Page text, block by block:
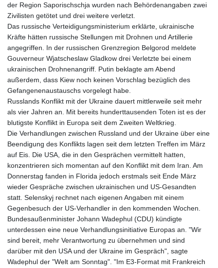
LSL 16.130381
LVL 0.60489
LYD 6.365039
MAD 9.305039
MDL 17.387495
MGA
4310.000347
MMK
2099.750695
MNT
3597.347644
MOP 8.079926
MRU 40.090379
MUR 47.050378
MVR 15.450378
MWK
1737.000345
MXN 17.136204
MYR 4.090104
MZN 63.905039
NAD 16.250377
NGN
1364.860377
der Region Saporischschja wurden nach Behördenangaben zwei
Zivilisten getötet und drei weitere verletzt.
Das russische Verteidigungsministerium erklärte, ukrainische
Kräfte hätten russische Stellungen mit Drohnen und Artillerie
angegriffen. In der russischen Grenzregion Belgorod meldete
Gouverneur Wjatscheslaw Gladkow drei Verletzte bei einem
ukrainischen Drohnenangriff. Putin beklagte am Abend
außerdem, dass Kiew noch keinen Vorschlag bezüglich des
Gefangenenaustauschs vorgelegt habe.
Russlands Konflikt mit der Ukraine dauert mittlerweile seit mehr
als vier Jahren an. Mit bereits hunderttausenden Toten ist es der
blutigste Konflikt in Europa seit dem Zweiten Weltkrieg.
Die Verhandlungen zwischen Russland und der Ukraine über eine
Beendigung des Konflikts lagen seit dem letzten Treffen im März
auf Eis. Die USA, die in den Gesprächen vermittelt hatten,
konzentrieren sich momentan auf den Konflikt mit dem Iran. Am
Donnerstag fanden in Florida jedoch erstmals seit Ende März
wieder Gespräche zwischen ukrainischen und US-Gesandten
statt. Selenskyj rechnet nach eigenen Angaben mit einem
Gegenbesuch der US-Verhandler in den kommenden Wochen.
Bundesaußenminister Johann Wadephul (CDU) kündigte
unterdessen eine neue Verhandlungsinitiative Europas an. "Wir
sind bereit, mehr Verantwortung zu übernehmen und sind
darüber mit den USA und der Ukraine im Gespräch", sagte
Wadephul der "Welt am Sonntag". "Im E3-Format mit Frankreich